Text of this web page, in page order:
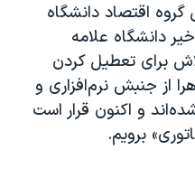
اقتصاد دانشگاه
دانشگاه علامه
برای تعطیل کردن
از جنبش نرم‌افزاری و
و اکنون قرار است
برویم.